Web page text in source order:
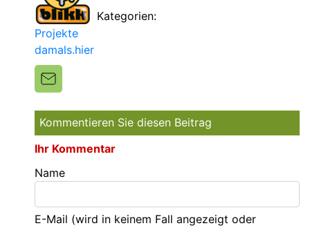
Kategorien:
Projekte
damals.hier
Kommentieren Sie diesen Beitrag
Ihr Kommentar
Name
E-Mail (wird in keinem Fall angezeigt oder